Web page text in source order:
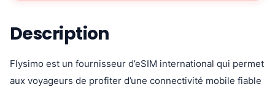
Description
Flysimo est un fournisseur d’eSIM international qui permet
aux voyageurs de profiter d’une connectivité mobile fiable